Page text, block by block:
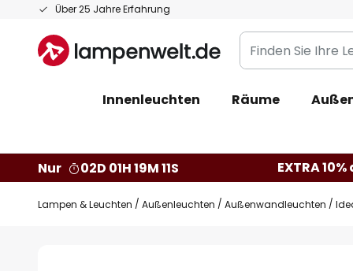
Über 25 Jahre Erfahrung
Zum
springen
Finden
Sie
Leuchte...
Innenleuchten Räume
Nur
02D 01H 19M 10S EXTRA
Lampen & Leuchten Außenleuchten Außenwandleuchten